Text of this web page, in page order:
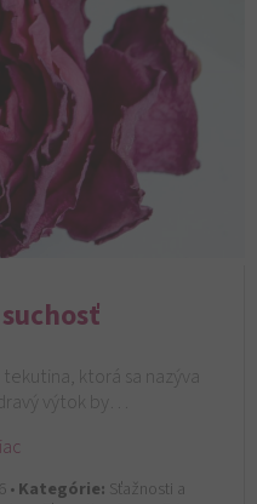
ktorá sa nazýva
výtok by…
•Kategórie: Sťažnosti a